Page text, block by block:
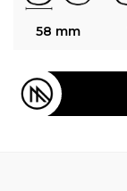
58 mm